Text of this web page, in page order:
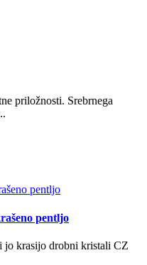
priložnosti. Srebrnega
pentljo
jo krasijo drobni kristali CZ